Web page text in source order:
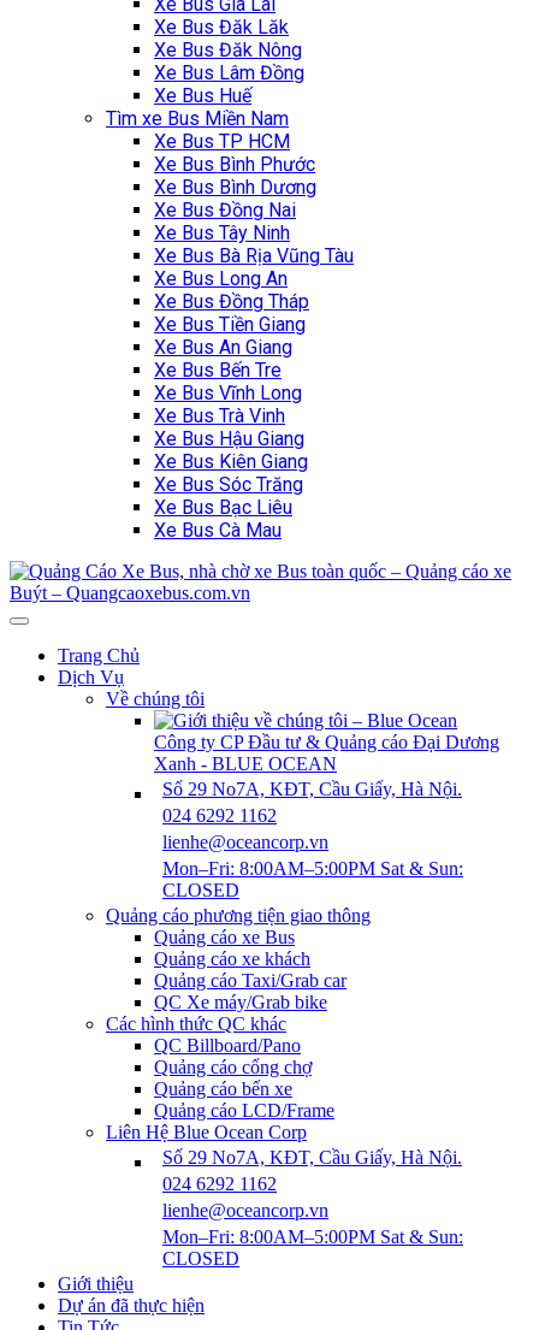
Xe Bus Đăk Lăk
Xe Bus Đăk Nông
Xe Bus Lâm Đồng
Xe Bus Huế
‎Tìm xe Bus Miền Nam
Xe Bus TP HCM
Xe Bus Bình Phước
Xe Bus Bình Dương
Xe Bus Đồng Nai
Xe Bus Tây Ninh
Xe Bus Bà Rịa Vũng Tàu
Xe Bus Long An
Xe Bus Đồng Tháp
Xe Bus Tiền Giang
Xe Bus An Giang
Xe Bus Bến Tre
Xe Bus Vĩnh Long
Xe Bus Trà Vinh
Xe Bus Hậu Giang
Xe Bus Kiên Giang
Xe Bus Sóc Trăng
Xe Bus Bạc Liêu
Xe Bus Cà Mau
Trang Chủ
Dịch Vụ
Về chúng tôi
Công ty CP Đầu tư & Quảng cáo Đại Dương
Xanh - BLUE OCEAN
Số 29 No7A, KĐT, Cầu Giấy, Hà Nội.
024 6292 1162
lienhe@oceancorp.vn
Mon–Fri: 8:00AM–5:00PM Sat & Sun:
CLOSED
Quảng cáo phương tiện giao thông
Quảng cáo xe Bus
Quảng cáo xe khách
Quảng cáo Taxi/Grab car
QC Xe máy/Grab bike
Các hình thức QC khác
QC Billboard/Pano
Quảng cáo cổng chợ
Quảng cáo bến xe
Quảng cáo LCD/Frame
Liên Hệ Blue Ocean Corp
Số 29 No7A, KĐT, Cầu Giấy, Hà Nội.
024 6292 1162
lienhe@oceancorp.vn
Mon–Fri: 8:00AM–5:00PM Sat & Sun:
CLOSED
Giới thiệu
Dự án đã thực hiện